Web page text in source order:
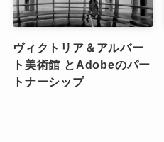
ヴィクトリア＆アルバー
ト美術館 とAdobeのパー
トナーシップ